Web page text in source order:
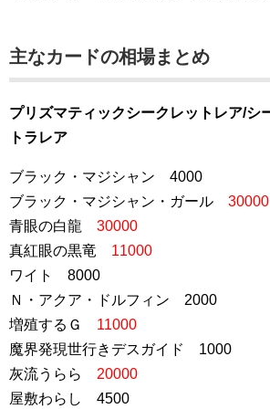
主なカードの相場まとめ
プリズマティックシークレットレア/シ
トラレア
ブラック・マジシャン 4000
ブラック・マジシャン・ガール 30000
青眼の白龍 30000
真紅眼の黒竜 11000
ワイト 8000
Ｎ・アクア・ドルフィン 2000
増殖するＧ 11000
魔界発現世行きデスガイド 1000
灰流うらら 20000
屋敷わらし 4500